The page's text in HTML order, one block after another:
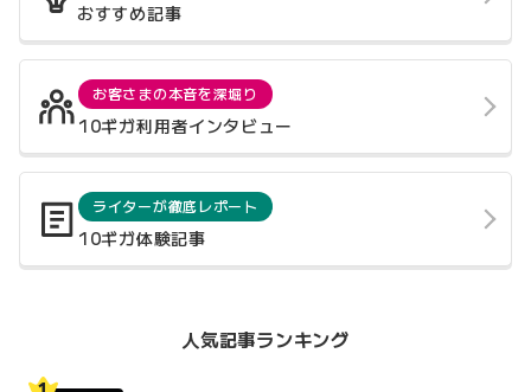
おすすめ記事
お客さまの本音を深堀り
10ギガ利用者インタビュー
ライターが徹底レポート
10ギガ体験記事
人気記事ランキング